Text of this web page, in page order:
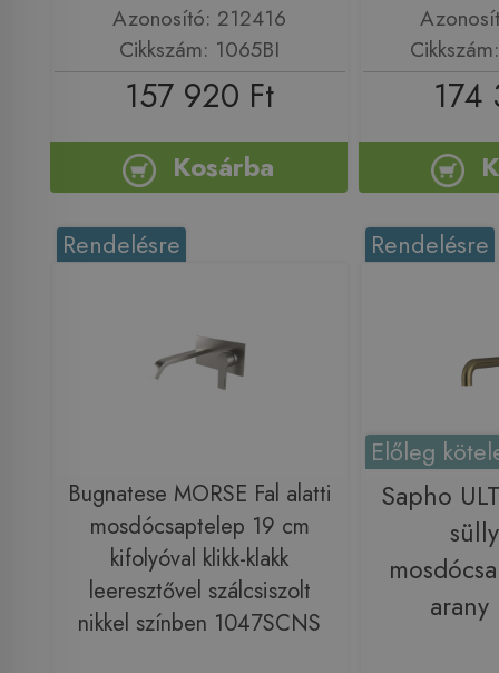
Azonosító: 212416
Cikkszám: 1065BI
157 920 Ft
Kosárba
174
Rendelésre
Bugnatese MORSE Fal alatti
mosdócsaptelep 19 cm
kifolyóval klikk-klakk
leeresztővel szálcsiszolt
nikkel színben 1047SCNS
Rendelésre
Előleg
Sapho
arany